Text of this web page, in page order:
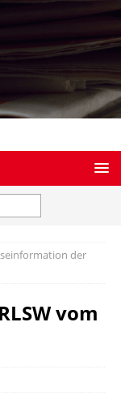
der
vom